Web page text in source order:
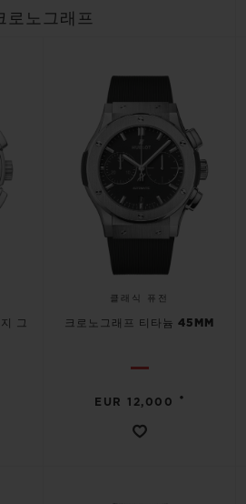
로노그래프
그
클래식 퓨전
크로노그래프 티타늄 45MM
EUR 12,000 •
온라인 익스클
증